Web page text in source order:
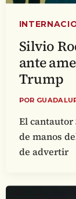
Silvio
ante
Trump
POR
El cantautor
de manos
de advertir